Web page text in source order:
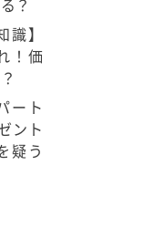
？
識】
！価
ート
ント
疑う